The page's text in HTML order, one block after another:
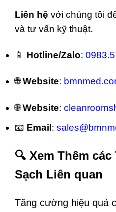
Liên hệ với chúng tôi
và tư vấn kỹ thuật.
📱 Hotline/Zalo:
🌐Website:
🌐Website:
📧 Email:
🔍 Xem Thêm
Sạch Liên quan
Tăng cường hiệu quả